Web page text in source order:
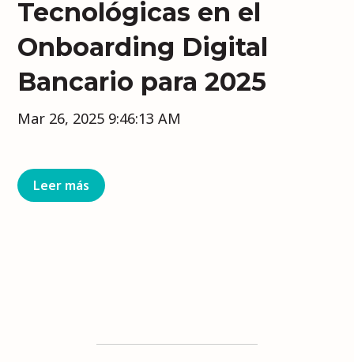
Tecnológicas en el
Onboarding Digital
Bancario para 2025
Mar 26, 2025 9:46:13 AM
Leer más